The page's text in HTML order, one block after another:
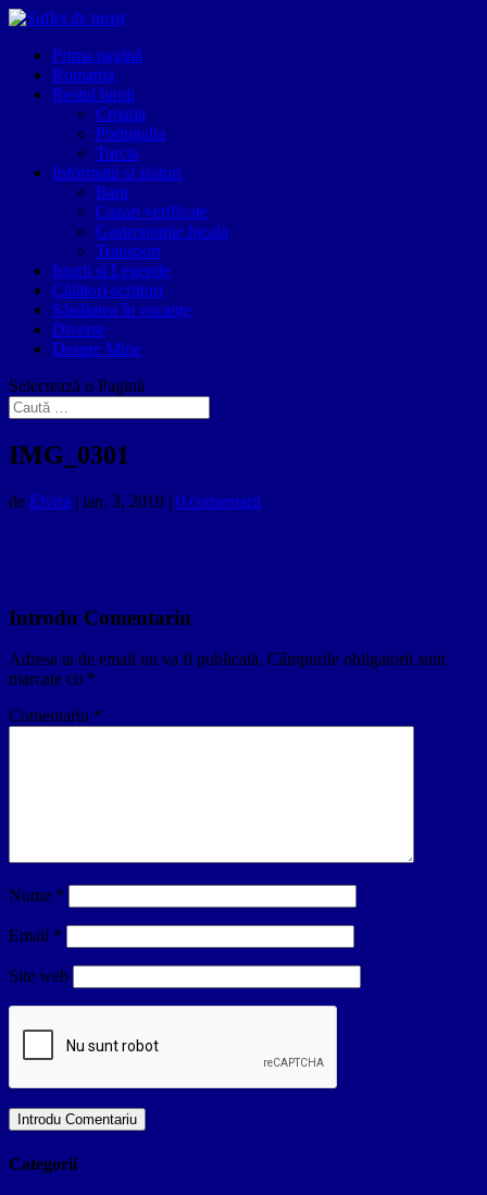
Prima pagină
Romania
Restul lumii
Croatia
Portugalia
Turcia
Informatii si sfaturi
Bani
Cazari verificate
Gastronomie locala
Transport
Istorii si Legende
Călători-scriitori
Sănătatea în vacanțe
Diverse
Despre Mine
Selectează o Pagină
IMG_0301
de Elvira | ian. 3, 2019 | 0 comentarii
Introdu Comentariu
Adresa ta de email nu va fi publicată. Câmpurile obligatorii sunt
marcate cu *
Comentariu *
Nume *
Email *
Site web
Categorii